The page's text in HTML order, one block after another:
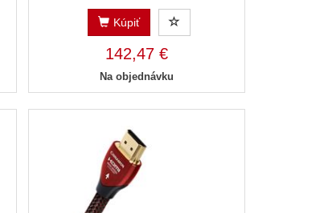
Kúpiť
142,47 €
Na objednávku